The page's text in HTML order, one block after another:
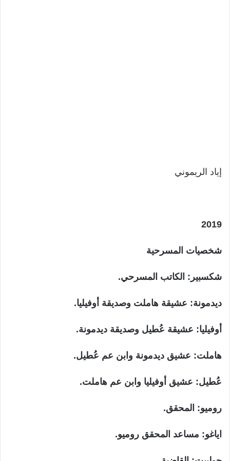
إياد الريموني
2019
شخصيات المسرحية
شكسبير: الكاتب المسرحي.
ديدمونة: عشيقة هاملت وصديقة أوفيليا.
أوفيليا: عشيقة عُطيل وصديقة ديدمونة.
هاملت: عشيق ديدمونة وابن عم عُطيل.
عُطيل: عشيق أوفيليا وابن عم هاملت.
روميو: المحقق.
اياغو: مساعد المحقق روميو.